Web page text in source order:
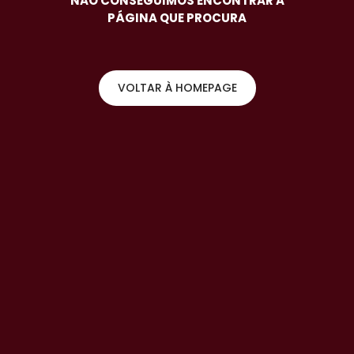
PÁGINA QUE PROCURA
VOLTAR À HOMEPAGE